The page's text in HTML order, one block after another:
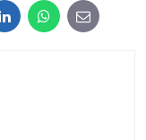
LinkedInWhatsApp
E-
mail